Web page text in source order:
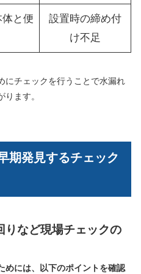
と便
設置時の締め付
け不足
にチェックを行うことで水漏れ
ます。
期発見するチェック
りなど現場チェックの
めには、以下のポイントを確認